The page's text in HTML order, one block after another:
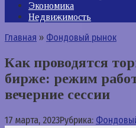
Экономика
Недвижимость
Главная » Фондовый рынок
Как проводятся
бирже: режим
вечерние сессии
17 марта, 2023Рубрика: